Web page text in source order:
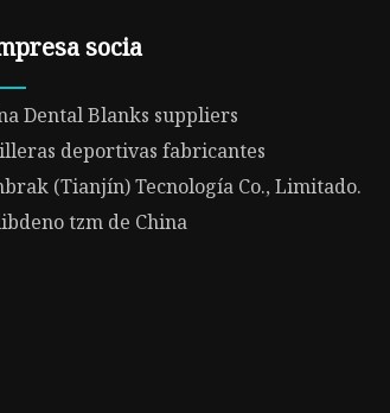
socia
Dental Blanks suppliers
deportivas fabricantes
(Tianjín) Tecnología Co., Limitado.
tzm de China